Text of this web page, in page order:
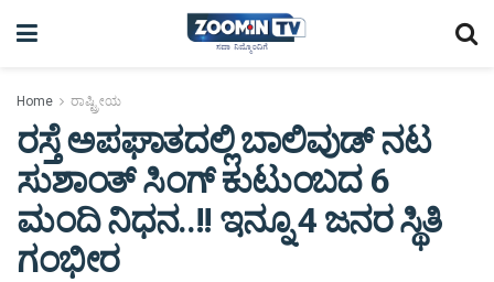
Home ರಾಷ್ಟ್ರೀಯ
ರಸ್ತೆ ಅಪಘಾತದಲ್ಲಿ ಬಾಲಿವುಡ್ ನಟ
ಸುಶಾಂತ್​ ಸಿಂಗ್ ಕುಟುಂಬದ 6
ಮಂದಿ ನಿಧನ..!! ಇನ್ನೂ 4 ಜನರ ಸ್ಥಿತಿ
ಗಂಭೀರ